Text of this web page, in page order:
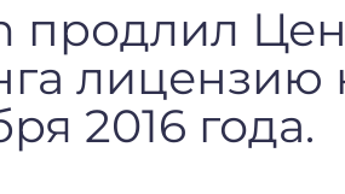
продлил
2016 года.